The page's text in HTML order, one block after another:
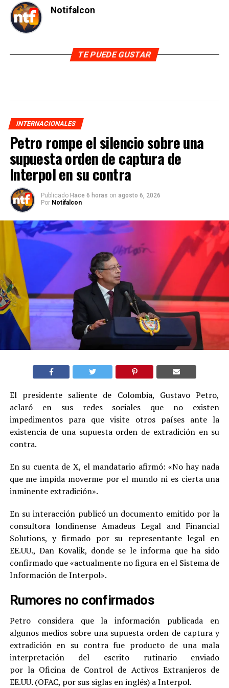
Notifalcon
TE PUEDE GUSTAR
INTERNACIONALES
Petro rompe el silencio sobre una
supuesta orden de captura de
Interpol en su contra
Publicado Hace 6 horas on agosto 6, 2026
Por Notifalcon
El presidente saliente de Colombia, Gustavo Petro,
aclaró en sus redes sociales que no existen
impedimentos para que visite otros países ante la
existencia de una supuesta orden de extradición en su
contra.
En su cuenta de X, el mandatario afirmó: «No hay nada
que me impida moverme por el mundo ni es cierta una
inminente extradición».
En su interacción publicó un documento emitido por la
consultora londinense Amadeus Legal and Financial
Solutions, y firmado por su representante legal en
EE.UU., Dan Kovalik, donde se le informa que ha sido
confirmado que «actualmente no figura en el Sistema de
Información de Interpol».
Rumores no confirmados
Petro considera que la información publicada en
algunos medios sobre una supuesta orden de captura y
extradición en su contra fue producto de una mala
interpretación del escrito rutinario enviado
por la Oficina de Control de Activos Extranjeros de
EE.UU. (OFAC, por sus siglas en inglés) a Interpol.